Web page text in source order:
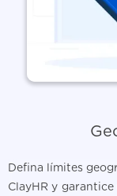
Defina límites
ClayHR y